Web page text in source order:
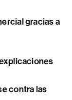
gracias a
contra las